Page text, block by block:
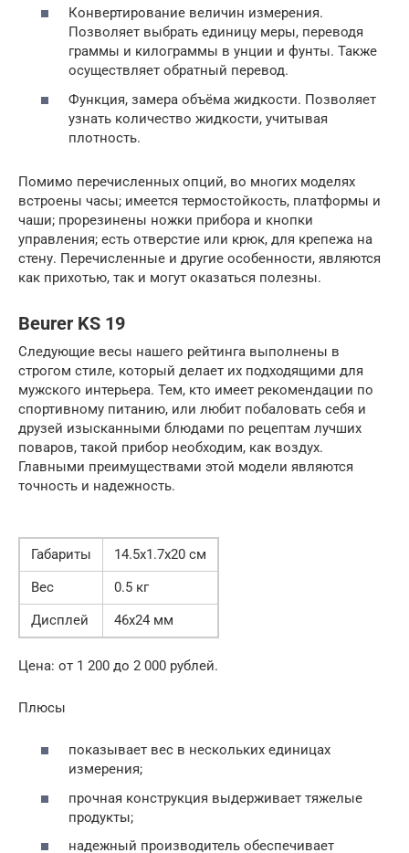
Конвертирование величин измерения.
Позволяет выбрать единицу меры, переводя
граммы и килограммы в унции и фунты. Также
осуществляет обратный перевод.
Функция, замера объёма жидкости. Позволяет
узнать количество жидкости, учитывая
плотность.
Помимо перечисленных опций, во многих моделях
встроены часы; имеется термостойкость, платформы и
чаши; прорезинены ножки прибора и кнопки
управления; есть отверстие или крюк, для крепежа на
стену. Перечисленные и другие особенности, являются
как прихотью, так и могут оказаться полезны.
Beurer KS 19
Следующие весы нашего рейтинга выполнены в
строгом стиле, который делает их подходящими для
мужского интерьера. Тем, кто имеет рекомендации по
спортивному питанию, или любит побаловать себя и
друзей изысканными блюдами по рецептам лучших
поваров, такой прибор необходим, как воздух.
Главными преимуществами этой модели являются
точность и надежность.
Габариты
14.5х1.7х20 см
Вес
0.5 кг
Дисплей
46х24 мм
Цена: от 1 200 до 2 000 рублей.
Плюсы
показывает вес в нескольких единицах
измерения;
прочная конструкция выдерживает тяжелые
продукты;
надежный производитель обеспечивает